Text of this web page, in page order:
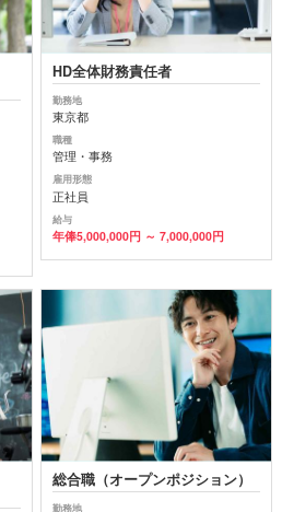
HD全体財務責任者
勤務地
東京都
職種
管理・事務
雇用形態
正社員
給与
年俸5,000,000円 ～ 7,000,000円
総合職（オープンポジション）
勤務地